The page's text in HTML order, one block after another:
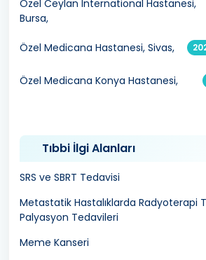
Özel Ceylan International Hastanesi,
Bursa,
Özel Medicana Hastanesi, Sivas,
Özel Medicana Konya Hastanesi,
Tıbbi İlgi Alanları
SRS ve SBRT Tedavisi
Metastatik Hastalıklarda Radyoterapi
Palyasyon Tedavileri
Meme Kanseri